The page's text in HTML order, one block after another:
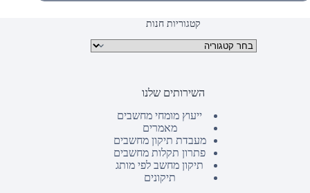
קטגוריות חנות
קטגוריות מוצרים
השירותים שלנו
ייעוץ מומחי מחשבים
מאמרים
מעבדת תיקון מחשבים
פתרון תקלות מחשבים
תיקון מחשב לפי מותג
תיקונים